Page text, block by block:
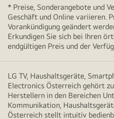
* Preise, Sonderangebote und
Geschäft und Online variieren.
Vorankündigung geändert
Erkundigen Sie sich bei Ihren
endgültigen Preis und der
LG TV, Haushaltsgeräte,
Electronics Österreich gehört
Herstellern in den Bereichen
Kommunikation,
Österreich stellt intuitiv